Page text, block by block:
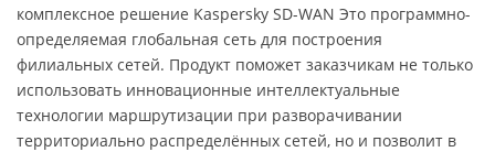
комплексное решение Kaspersky SD-WAN Это программно-
определяемая глобальная сеть для построения
филиальных сетей. Продукт поможет заказчикам не только
использовать инновационные интеллектуальные
технологии маршрутизации при разворачивании
территориально распределённых сетей, но и позволит в